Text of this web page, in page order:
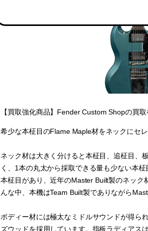
【買取強化商品】Fender Custom Shopの買
希少な本柾目のFlame Maple材をネックにセ
ネック材は大きく分けると本柾目、追柾目、
く、1本の丸太から採取できる量も少ない本
本柾目があり、近年のMaster Built製のネック
んな中、本機はTeam Built製でありながら
ボディー材には極太なミドルサウンドが得ら
ズウッドを採用しています。指板ラディアス